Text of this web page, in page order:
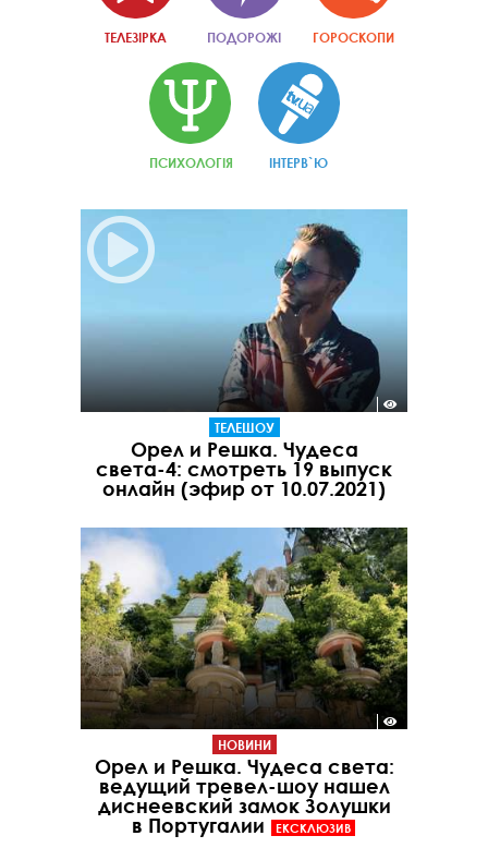
ТЕЛЕЗІРКА ПОДОРОЖІ ГОРОСКОПИ
ПСИХОЛОГІЯ ІНТЕРВ`Ю
ТЕЛЕШОУ
Орел и Решка. Чудеса
света-4: смотреть 19 выпуск
онлайн (эфир от 10.07.2021)
НОВИНИ
Орел и Решка. Чудеса света:
ведущий тревел-шоу нашел
диснеевский замок Золушки
в Португалии
ЕКСКЛЮЗИВ